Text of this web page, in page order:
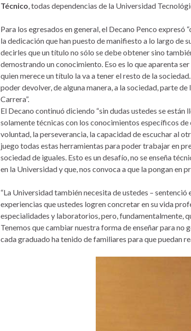
Técnico , todas dependencias de la Universidad
Para los egresados en general, el Decano Penco
la dedicación que han puesto de manifiesto a lo largo de
decirles que un título no sólo se debe obtener sino
demostrando un conocimiento. Eso es lo que aparenta
quien merece un título la va a tener el resto de la
poder devolver, de alguna manera, a la sociedad, parte
Carrera”.
El Decano continuó diciendo “sin dudas ustedes se
solamente técnicas con los conocimientos específicos
voluntad, la perseverancia, la capacidad de escuchar al
juego todas estas herramientas para poder trabajar en
sociedad de iguales. Esto es un desafío, no se enseña
en la Universidad y que, nos convoca a que la pongan en
“La Universidad también necesita de ustedes –
experiencias que ustedes logren concretar en su vida
especialidades y laboratorios, pero, fundamentalmente,
Tenemos que cambiar nuestra forma de enseñar para no
cada graduado ha tenido de familiares para que puedan